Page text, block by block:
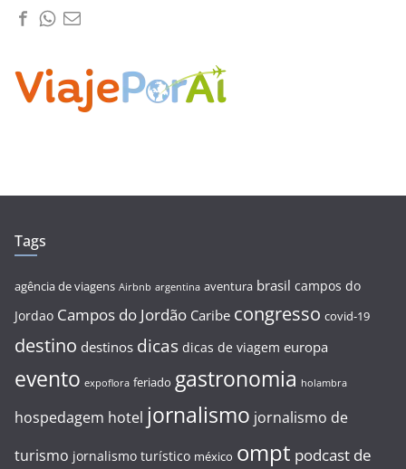
Tags
agência de viagens Airbnb argentina aventura brasil campos do
Jordao Campos do Jordão Caribe congresso covid-19
destino destinos dicas dicas de viagem europa
evento expoflora feriado gastronomia holambra
hospedagem hotel jornalismo jornalismo de
turismo jornalismo turístico méxico ompt podcast de